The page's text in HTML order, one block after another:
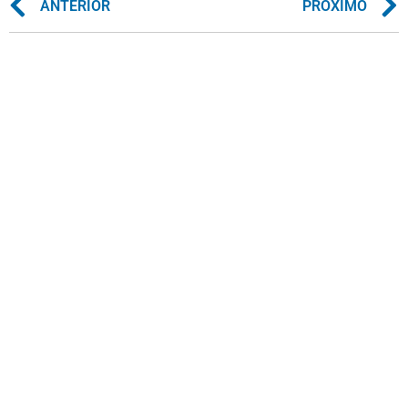
ANTERIOR PRÓXIMO